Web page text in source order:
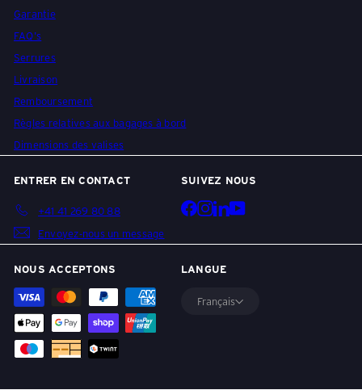
Garantie
FAQ's
Serrures
Livraison
Remboursement
Règles relatives aux bagages à bord
Dimensions des valises
ENTRER EN CONTACT
+41 41 269 80 88
Envoyez-nous un message
SUIVEZ NOUS
Facebook
Instagram
LinkedIn
YouTube
NOUS ACCEPTONS LANGUE
Français